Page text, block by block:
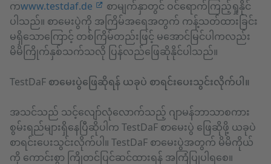
ကwww.testdaf.de စာမျက်နှာတွင် ဝင်ရောက်ကြည့်ရှုနိုင်
ပါသည်။ စာမေးပွဲကို အကြိမ်အရေအတွက် ကန့်သတ်ထားခြင်း
မရှိသောကြောင့် တစ်ကြိမ်တည်းဖြင့် မအောင်မြင်ပါကလည်း
မိမိကြိုက်နှစ်သက်သလို ပြန်လည်ဖြေဆိုနိုင်ပါသည်။
TestDaF စာမေးပွဲဖြေဆိုရန် ယခုပဲ စာရင်းပေးသွင်းလိုက်ပါ။
အသင်သည် သင့်လျော်လုံလောက်သည့် ဂျာမန်ဘာသာစကား
စွမ်းရည်များရှိနေပြီဆိုပါက TestDaF စာမေးပွဲ ဖြေဆိုဖို့ ယခုပဲ
စာရင်းပေးသွင်းလိုက်ပါ။ TestDaF စာမေးပွဲအတွက် မိမိကိုယ်
ကို ကောင်းစွာ ကြိုတင်ပြင်ဆင်ထားရန် အကြံပြုပါရစေ။